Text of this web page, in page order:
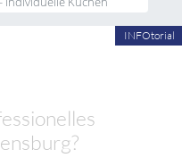
INFOtorial